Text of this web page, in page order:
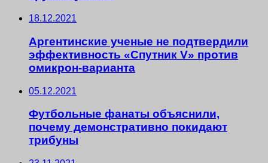
18.12.2021
Аргентинские ученые не подтвердили
эффективность «Спутник V» против
омикрон-варианта
05.12.2021
Футбольные фанаты объяснили,
почему демонстративно покидают
трибуны